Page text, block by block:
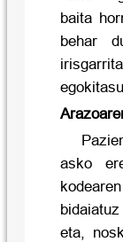
baita
behar
asko
eta,